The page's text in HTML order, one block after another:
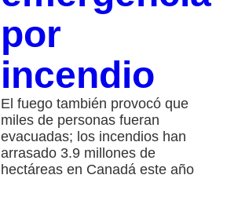
por
incendio
El fuego también provocó que
miles de personas fueran
evacuadas; los incendios han
arrasado 3.9 millones de
hectáreas en Canadá este año